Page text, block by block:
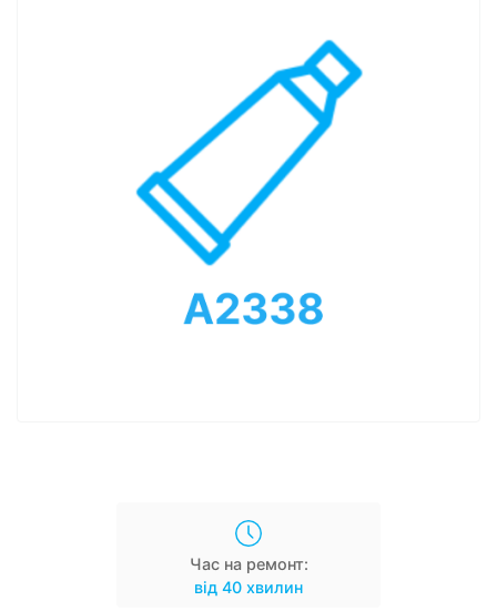
Час на ремонт:
від 40 хвилин